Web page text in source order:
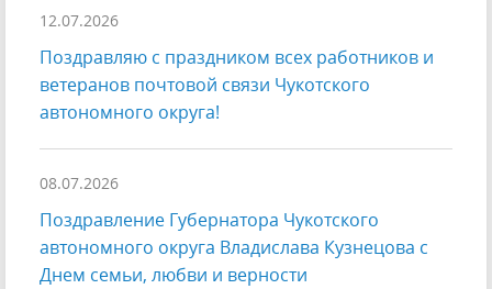
12.07.2026
Поздравляю с праздником всех работников и
ветеранов почтовой связи Чукотского
автономного округа!
08.07.2026
Поздравление Губернатора Чукотского
автономного округа Владислава Кузнецова с
Днем семьи, любви и верности